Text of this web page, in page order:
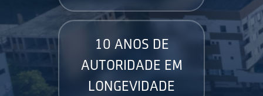
10 ANOS DE
AUTORIDADE EM
LONGEVIDADE